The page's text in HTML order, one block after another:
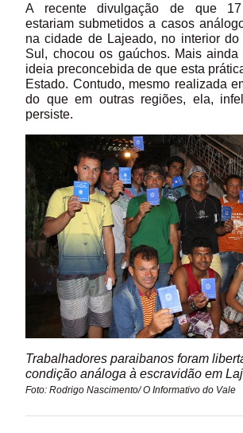
A recente divulgação de que 17
estariam submetidos a casos
na cidade de Lajeado, no interior
Sul, chocou os gaúchos. Mais ainda
ideia preconcebida de que esta
Estado. Contudo, mesmo realizada
do que em outras regiões, ela,
persiste.
Trabalhadores paraibanos foram
condição análoga à escravidão em
Foto: Rodrigo Nascimento/ O Informativo do Vale